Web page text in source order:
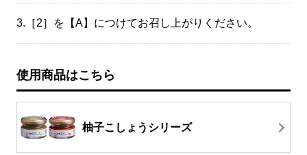
3. ［2］を【A】につけてお召し上がりください。
使用商品はこちら
柚子こしょうシリーズ